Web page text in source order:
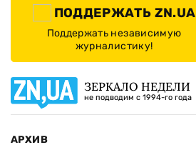
ПОДДЕРЖАТЬ ZN.UA
Поддержать независимую
журналистику!
ЗЕРКАЛО НЕДЕЛИ
не подводим с 1994-го года
АРХИВ